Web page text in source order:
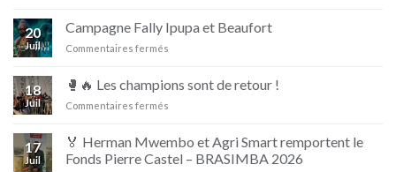
campagne
D’jino
20
Juil
Campagne Fally Ipupa et Beaufort
Commentaires fermés
Ipupa
18
Juil
🥊🔥 Les champions sont de retour !
Commentaires fermés
Les
champions
17
Juil
🏅 Herman Mwembo et Agri Smart remportent le
Fonds Pierre Castel – BRASIMBA 2026